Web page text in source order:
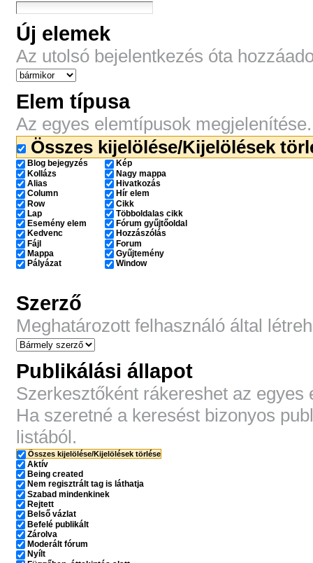
Új elemek
Az utolsó bejelentkezés óta
Elem típusa
Az egyes elemtípusok megjelenítése.
Összes kijelölése/Kijelölések
Blog bejegyzés
Kollázs
Alias
Column
Row
Lap
Esemény elem
Kedvenc
Fájl
Mappa
Pályázat
Kép
Nagy mappa
Hivatkozás
Hír elem
Cikk
Többoldalas cikk
Fórum gyűjtőoldal
Hozzászólás
Forum
Gyűjtemény
Window
Szerző
Meghatározott felhasználó által
Publikálási állapot
Szerkesztőként rákereshet az
Ha szeretné a keresést bizonyos
listából.
Összes kijelölése/Kijelölések törlése
Aktív
Being created
Nem regisztrált tag is láthatja
Szabad mindenkinek
Rejtett
Belső vázlat
Befelé publikált
Zárolva
Moderált fórum
Nyílt